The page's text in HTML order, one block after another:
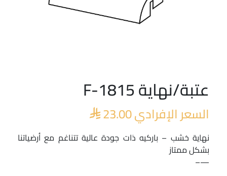
عتبة/نهاية F-1815
السعر الإفرادي 23.00
نهاية خشب – باركيه ذات جودة عالية تتناغم مع أرضياتنا
بشكل ممتاز
—–